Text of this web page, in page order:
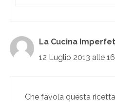
La Cucina
12 Luglio 2013 alle
Che favola questa